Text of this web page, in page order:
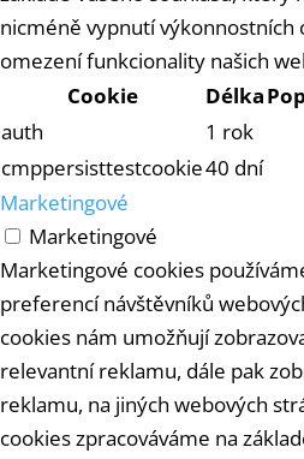
nicméně vypnutí výkonnostních
omezení funkcionality našich
Cookie
Délka
auth
1 rok
cmppersisttestcookie40 dní
Marketingové
Marketingové
Marketingové cookies
preferencí návštěvníků
cookies nám umožňují
relevantní reklamu, dále pak
reklamu, na jiných webových
cookies zpracováváme na